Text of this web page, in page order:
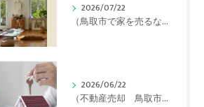
2026/07/22
（鳥取市で家を売るなら）連日の猛暑でも「内覧で好印象」を与える夏の不動産売却テクニック
2026/06/22
（不動産売却 鳥取市）【2026年最新】鳥取市で実家が「空き家」に…使える補助金と損をしないための対策をプロが解説！